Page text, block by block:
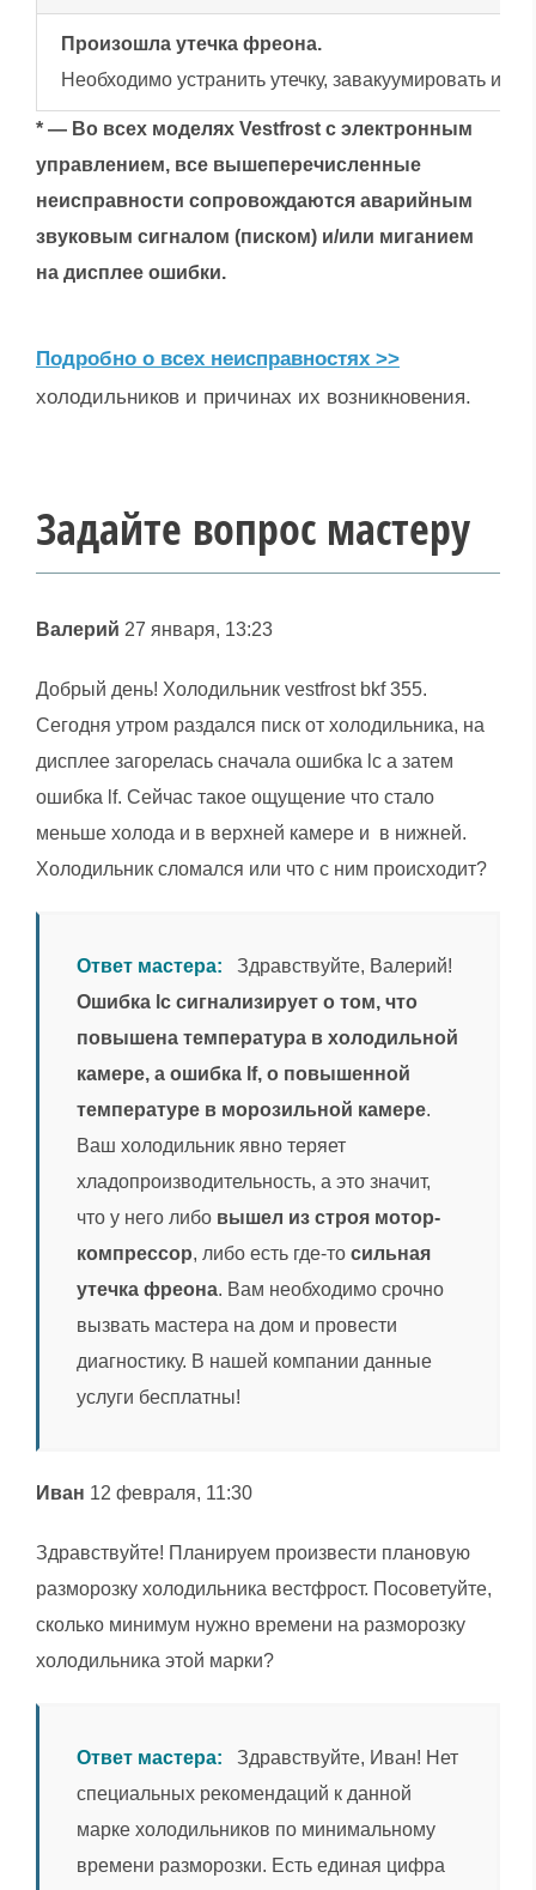
Произошла утечка фреона.
Необходимо устранить утечку, завакуумировать и
* — Во всех моделях Vestfrost с электронным
управлением, все вышеперечисленные
неисправности сопровождаются аварийным
звуковым сигналом (писком) и/или миганием
на дисплее ошибки.
Подробно о всех неисправностях >>
холодильников и причинах их возникновения.
Задайте вопрос мастеру
Валерий 27 января, 13:23
Добрый день! Холодильник vestfrost bkf 355.
Сегодня утром раздался писк от холодильника, на
дисплее загорелась сначала ошибка lc а затем
ошибка lf. Сейчас такое ощущение что стало
меньше холода и в верхней камере и в нижней.
Холодильник сломался или что с ним происходит?
Ответ мастера: Здравствуйте, Валерий!
Ошибка lc сигнализирует о том, что
повышена температура в холодильной
камере, а ошибка lf, о повышенной
температуре в морозильной камере.
Ваш холодильник явно теряет
хладопроизводительность, а это значит,
что у него либо вышел из строя мотор-
компрессор, либо есть где-то сильная
утечка фреона. Вам необходимо срочно
вызвать мастера на дом и провести
диагностику. В нашей компании данные
услуги бесплатны!
Иван 12 февраля, 11:30
Здравствуйте! Планируем произвести плановую
разморозку холодильника вестфрост. Посоветуйте,
сколько минимум нужно времени на разморозку
холодильника этой марки?
Ответ мастера: Здравствуйте, Иван! Нет
специальных рекомендаций к данной
марке холодильников по минимальному
времени разморозки. Есть единая цифра